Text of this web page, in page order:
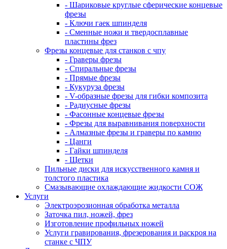
- Шариковые круглые сферические концевые
фрезы
- Ключи гаек шпинделя
- Сменные ножи и твердосплавные
пластины фрез
Фрезы концевые для станков с чпу
- Граверы фрезы
- Спиральные фрезы
- Прямые фрезы
- Кукуруза фрезы
- V-образные фрезы для гибки композита
- Радиусные фрезы
- Фасонные концевые фрезы
- Фрезы для выравнивания поверхности
- Алмазные фрезы и граверы по камню
- Цанги
- Гайки шпинделя
- Щетки
Пильные диски для искусственного камня и
толстого пластика
Смазывающие охлаждающие жидкости СОЖ
Услуги
Электроэрозионная обработка металла
Заточка пил, ножей, фрез
Изготовление профильных ножей
Услуги гравирования, фрезерования и раскроя на
станке с ЧПУ